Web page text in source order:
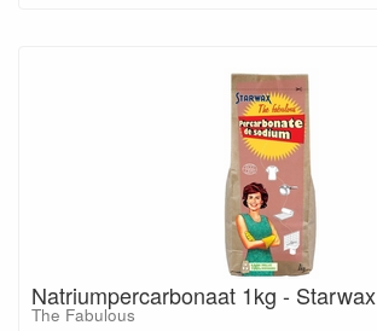
Natriumpercarbonaat 1kg - Starwax
The Fabulous